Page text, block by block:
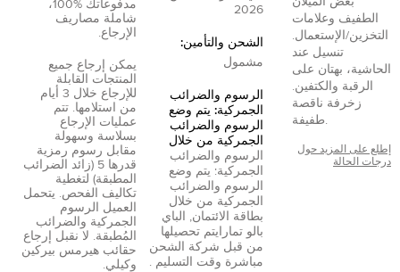
الطفيف وعلامات
التخزين/الإستعمال.
تنسيل عند
الحاشية، بهتان على
الرقبة والكتفين.
زخرفة ناقصة
طفيفة.
إطلع على المزيد حول
درجات الحالة
2026
الشحن والتأمين:
مشمول
الرسوم والضرائب
الجمركية: يتم وضع
الرسوم والضرائب
الجمركية من خلال
الرسوم والضرائب
الجمركية: يتم وضع
الرسوم والضرائب
الجمركية من خلال
بطاقة الائتمان,
الباي
بالو تمارا يتم تحصيلها
من قبل شركة الشحن
مباشرة وقت التسليم .
مدفوعاتك %100،
شاملة مصاريف
الإرجاع.
يمكن إرجاع جميع
المنتجات القابلة
للإرجاع خلال 3 أيام
من استلامها. تتم
عمليات الإرجاع
بسلاسة وسهولة
مقابل رسوم رمزية
قدرها 5 (زائد الضرائب
المطبقة) لتغطية
تكاليف الفحص. يتحمل
العميل الرسوم
الجمركية والضرائب
المُطبقة. لا نقبل إرجاع
حقائب هيرمس بيركين
وكيلي.